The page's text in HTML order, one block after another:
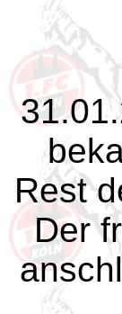
Rest
Der